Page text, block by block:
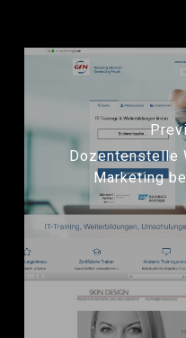
Dozentenstelle
Marketing